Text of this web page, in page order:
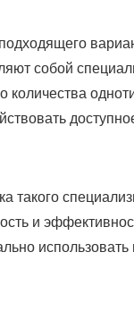
собой
количества
такого
и